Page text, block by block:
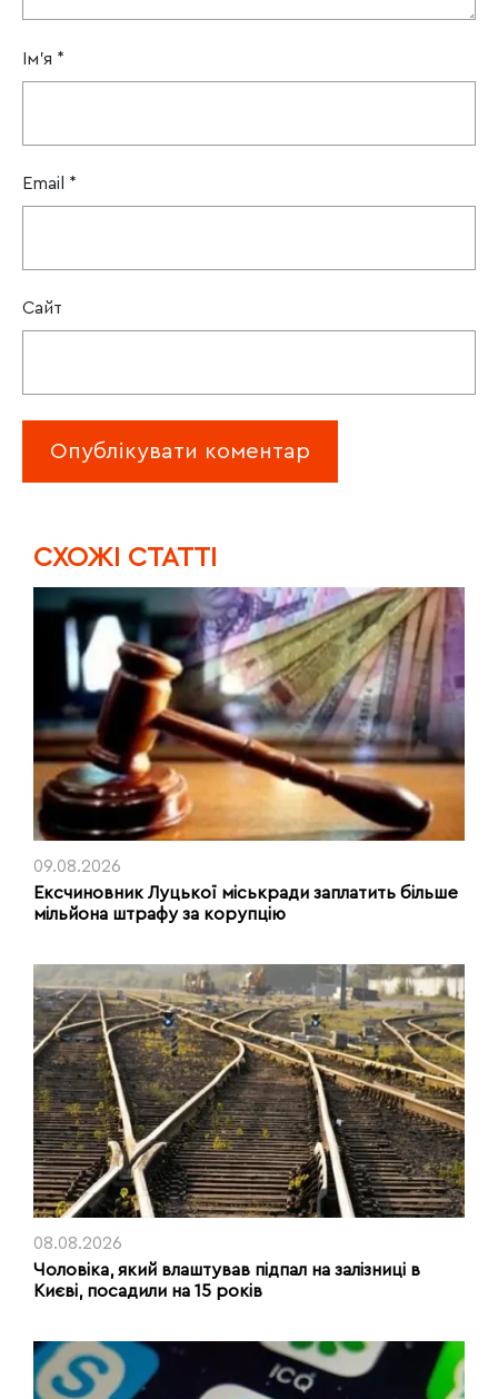
Ім'я *
Email *
Сайт
CХОЖІ СТАТТІ
09.08.2026
Ексчиновник Луцької міськради заплатить більше
мільйона штрафу за корупцію
08.08.2026
Чоловіка, який влаштував підпал на залізниці в
Києві, посадили на 15 років